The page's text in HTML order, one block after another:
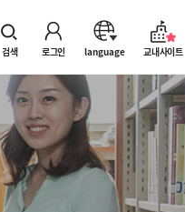
검색 로그인 language 교내사이트